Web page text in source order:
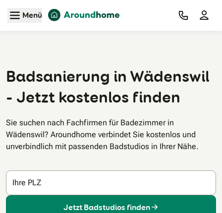
Zum Hauptinhalt
Menü
Badsanierung in Wädenswil
- Jetzt kostenlos finden
Sie suchen nach Fachfirmen für Badezimmer in
Wädenswil? Aroundhome verbindet Sie kostenlos und
unverbindlich mit passenden Badstudios in Ihrer Nähe.
Ihre PLZ
Jetzt Badstudios finden